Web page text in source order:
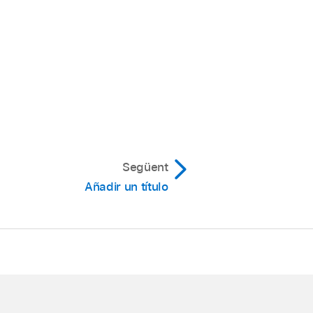
para colocar los
o enlazado).
Següent
Añadir un título